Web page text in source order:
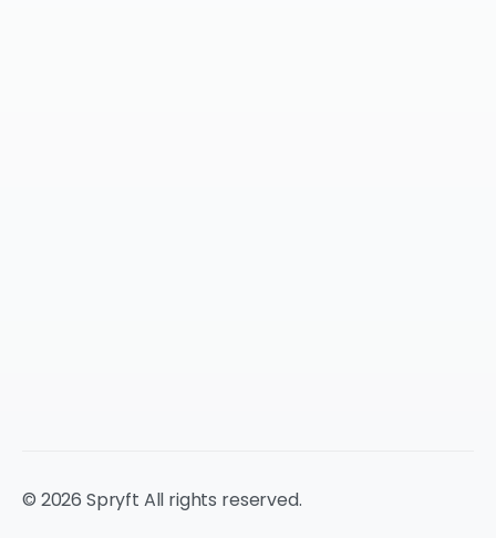
© 2026 Spryft All rights reserved.